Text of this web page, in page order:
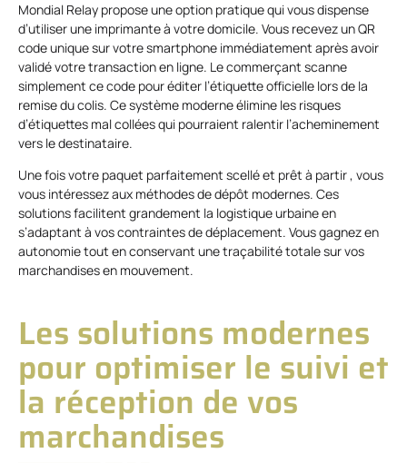
Mondial Relay propose une option pratique qui vous dispense
d’utiliser une imprimante à votre domicile. Vous recevez un QR
code unique sur votre smartphone immédiatement après avoir
validé votre transaction en ligne. Le commerçant scanne
simplement ce code pour éditer l’étiquette officielle lors de la
remise du colis. Ce système moderne élimine les risques
d’étiquettes mal collées qui pourraient ralentir l’acheminement
vers le destinataire.
Une fois votre paquet parfaitement scellé et prêt à partir , vous
vous intéressez aux méthodes de dépôt modernes. Ces
solutions facilitent grandement la logistique urbaine en
s’adaptant à vos contraintes de déplacement. Vous gagnez en
autonomie tout en conservant une traçabilité totale sur vos
marchandises en mouvement.
Les solutions modernes
pour optimiser le suivi et
la réception de vos
marchandises